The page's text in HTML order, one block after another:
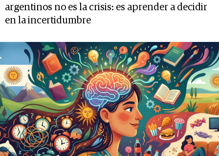
argentinos no es la crisis: es aprender a decidir
en la incertidumbre